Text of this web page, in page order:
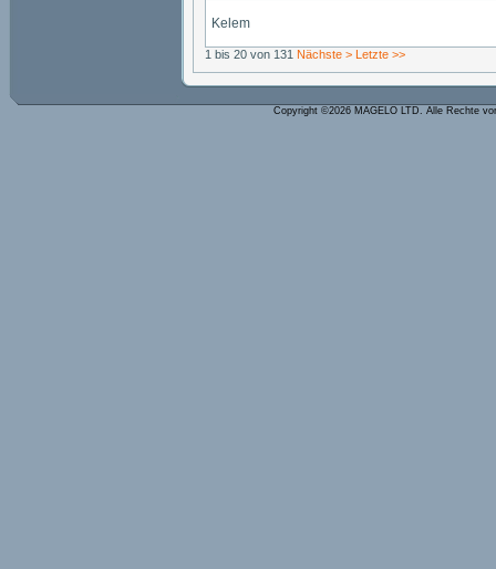
Kelem
1 bis 20 von 131 Nächste > Letzte >>
Copyright ©2026 MAGELO LTD. Alle Rechte